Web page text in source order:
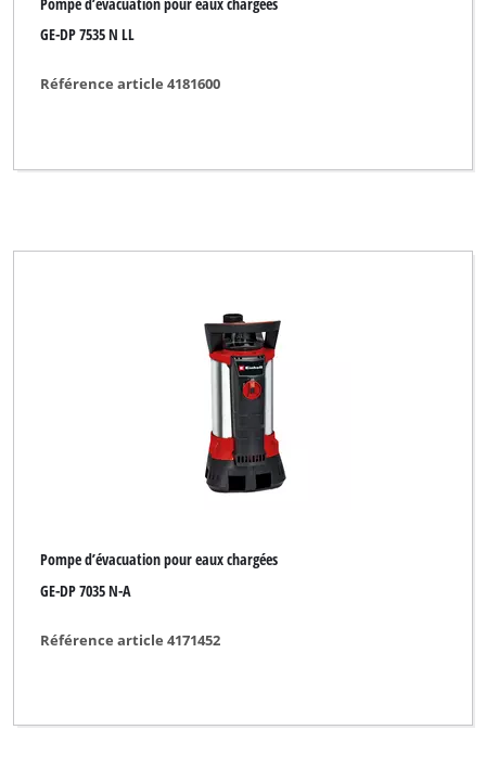
GE-DP 7535 N LL
Référence article 4181600
Pompe d’évacuation pour eaux chargées
GE-DP 7035 N-A
Référence article 4171452